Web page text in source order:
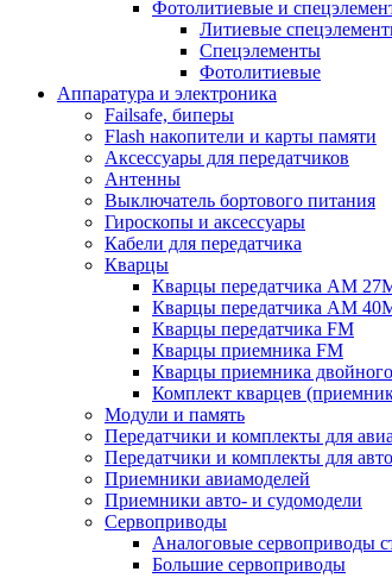
Фотолитиевые и
Литиевые
Спецэлементы
Фотолитиевые
Аппаратура и электроника
Failsafe, биперы
Flash накопители и карты памяти
Аксессуары для передатчиков
Антенны
Выключатель бортового питания
Гироскопы и аксессуары
Кабели для передатчика
Кварцы
Кварцы передатчика AM
Кварцы передатчика AM
Кварцы передатчика FM
Кварцы приемника FM
Кварцы приемника
Комплект кварцев
Модули и память
Передатчики и комплекты для
Передатчики и комплекты для
Приемники авиамоделей
Приемники авто- и судомодели
Сервоприводы
Аналоговые сервоприводы
Большие сервоприводы